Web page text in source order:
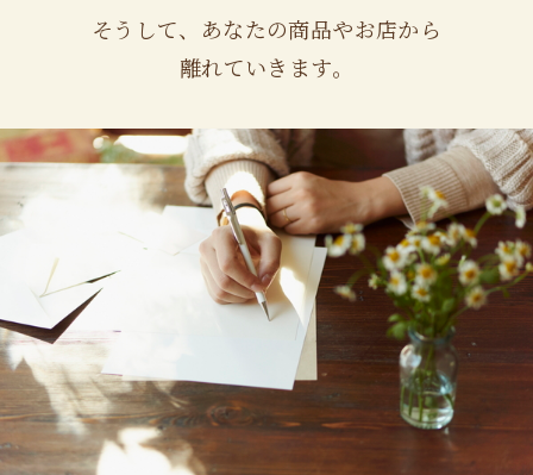
そうして、あなたの商品やお店から
離れていきます。